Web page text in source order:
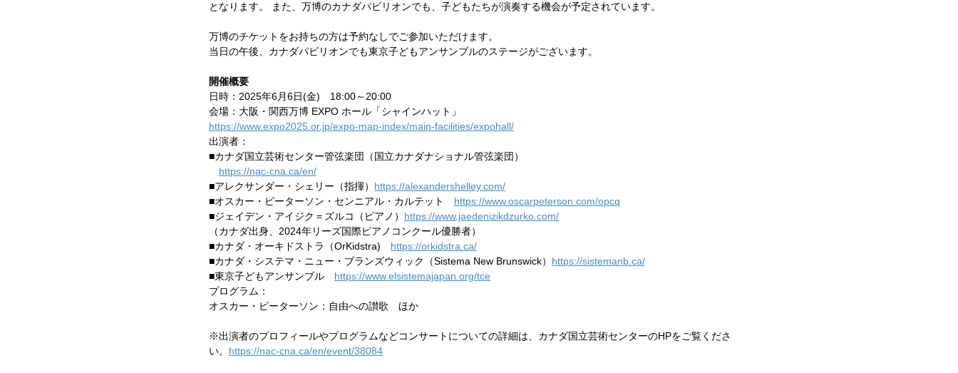
となります。 また、万博のカナダパビリオンでも、子どもたちが演奏する機会が予定されています。
万博のチケットをお持ちの方は予約なしでご参加いただけます。
当日の午後、カナダパビリオンでも東京子どもアンサンブルのステージがございます。
開催概要
日時：2025年6月6日(金)　18:00～20:00
会場：大阪・関西万博 EXPO ホール「シャインハット」
https://www.expo2025.or.jp/expo-map-index/main-facilities/expohall/
出演者：
■カナダ国立芸術センター管弦楽団（国立カナダナショナル管弦楽団）
https://nac-cna.ca/en/
■アレクサンダー・シェリー（指揮） https://alexandershelley.com/
■オスカー・ピーターソン・センニアル・カルテット https://www.oscarpeterson.com/opcq
■ジェイデン・アイジク＝ズルコ（ピアノ） https://www.jaedenizikdzurko.com/
（カナダ出身、2024年リーズ国際ピアノコンクール優勝者）
■カナダ・オーキドストラ（OrKidstra) https://orkidstra.ca/
■カナダ・システマ・ニュー・ブランズウィック（Sistema New Brunswick） https://sistemanb.ca/
■東京子どもアンサンブル https://www.elsistemajapan.org/tce
プログラム：
オスカー・ピーターソン：自由への讃歌　ほか
※出演者のプロフィールやプログラムなどコンサートについての詳細は、カナダ国立芸術センターのHPをご覧くださ
い。 https://nac-cna.ca/en/event/38084